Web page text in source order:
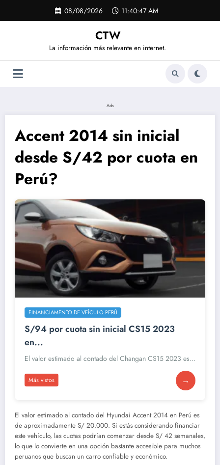
contenido
08/08/2026 11:40:48 AM
CTW
La información más relevante en internet.
Ads
Accent 2014 sin inicial
desde S/42 por cuota en
Perú?
FINANCIAMENTO DE VEÍCULO PERÚ
S/94 por cuota sin inicial CS15 2023
en...
El valor estimado al contado del Changan CS15 2023 es...
Más vistos →
El valor estimado al contado del Hyundai Accent 2014 en Perú es
de aproximadamente S/ 20.000. Si estás considerando financiar
este vehículo, las cuotas podrían comenzar desde S/ 42 semanales,
lo que lo convierte en una opción bastante accesible para muchos
peruanos que buscan un carro confiable y económico.